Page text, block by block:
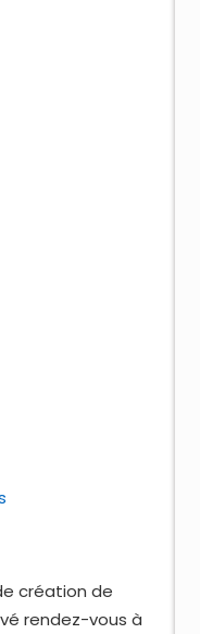
création de
rendez-vous à